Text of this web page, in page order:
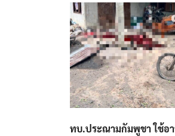
ทบ.ประณามกัมพูชา ใช้อ